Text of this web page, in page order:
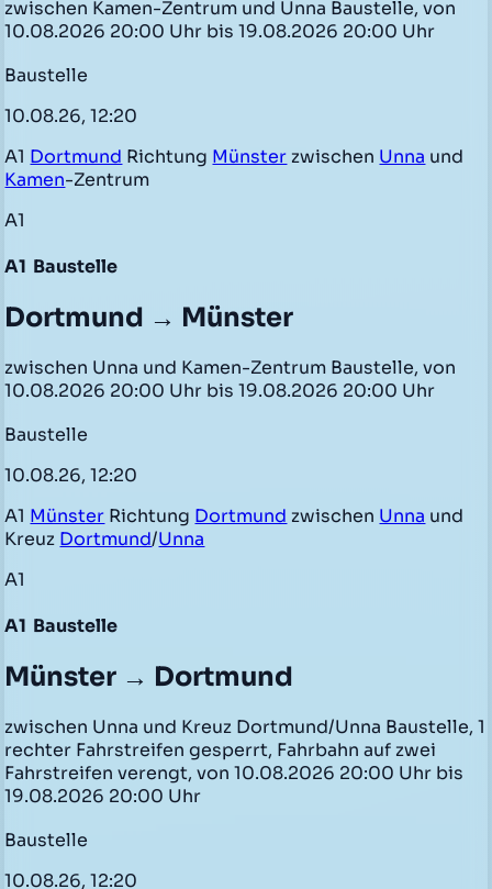
zwischen Kamen-Zentrum und Unna Baustelle, von
10.08.2026 20:00 Uhr bis 19.08.2026 20:00 Uhr
Baustelle
10.08.26, 12:20
A1 Dortmund Richtung Münster zwischen Unna und
Kamen-Zentrum
A1
A1 Baustelle
Dortmund → Münster
zwischen Unna und Kamen-Zentrum Baustelle, von
10.08.2026 20:00 Uhr bis 19.08.2026 20:00 Uhr
Baustelle
10.08.26, 12:20
A1 Münster Richtung Dortmund zwischen Unna und
Kreuz Dortmund/Unna
A1
A1 Baustelle
Münster → Dortmund
zwischen Unna und Kreuz Dortmund/Unna Baustelle, 1
rechter Fahrstreifen gesperrt, Fahrbahn auf zwei
Fahrstreifen verengt, von 10.08.2026 20:00 Uhr bis
19.08.2026 20:00 Uhr
Baustelle
10.08.26, 12:20